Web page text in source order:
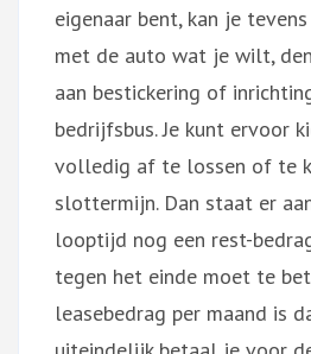
eigenaar bent, kan je
met de auto wat je wilt,
aan bestickering of
bedrijfsbus. Je kunt ervoor
volledig af te lossen of te
slottermijn. Dan staat er
looptijd nog een rest-
tegen het einde moet te
leasebedrag per maand is